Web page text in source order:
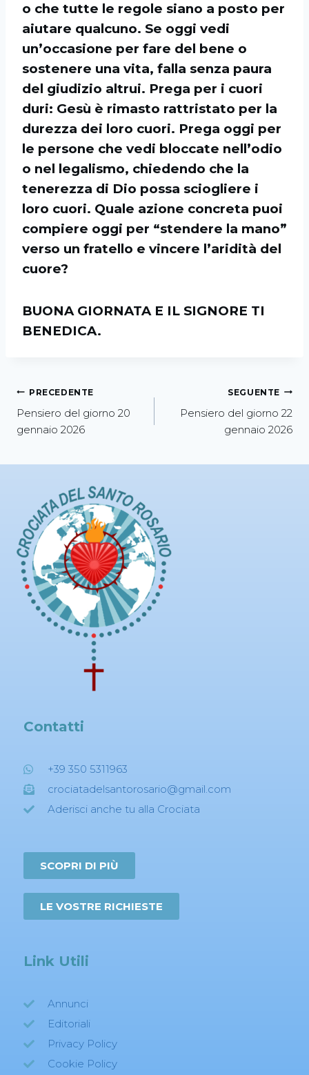
o che tutte le regole siano a posto per
aiutare qualcuno. Se oggi vedi
un’occasione per fare del bene o
sostenere una vita, falla senza paura
del giudizio altrui. Prega per i cuori
duri: Gesù è rimasto rattristato per la
durezza dei loro cuori. Prega oggi per
le persone che vedi bloccate nell’odio
o nel legalismo, chiedendo che la
tenerezza di Dio possa sciogliere i
loro cuori. Quale azione concreta puoi
compiere oggi per “stendere la mano”
verso un fratello e vincere l’aridità del
cuore?
BUONA GIORNATA E IL SIGNORE TI
BENEDICA.
PRECEDENTE
Pensiero del giorno 20
gennaio 2026
SEGUENTE
Pensiero del giorno 22
gennaio 2026
Contatti
+39 350 5311963
crociatadelsantorosario@gmail.com
Aderisci anche tu alla Crociata
SCOPRI DI PIÙ
LE VOSTRE RICHIESTE
Link Utili
Annunci
Editoriali
Privacy Policy
Cookie Policy